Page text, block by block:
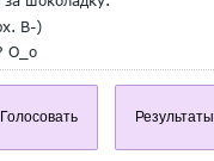
B-)
O_o
Голосовать Результаты